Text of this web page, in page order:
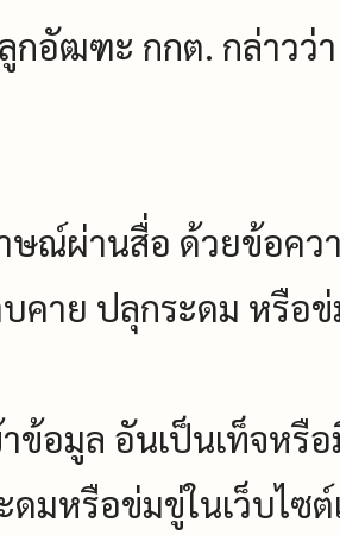
กอัฒฑะ กกต. กล่าวว่
ษณ์ผ่านสื่อ ด้วยข้อคว
คาย ปลุกระดม หรือ
าข้อมูล อันเป็นเท็จห
ดมหรือข่มขู่ในเว็บไซ